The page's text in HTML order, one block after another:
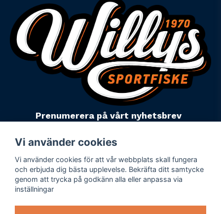
Prenumerera på vårt nyhetsbrev
Powered by Nyehandel AB
Företagsuppgifter
Vi använder cookies
Vi använder cookies för att vår webbplats skall fungera
och erbjuda dig bästa upplevelse. Bekräfta ditt samtycke
genom att trycka på godkänn alla eller anpassa via
inställningar